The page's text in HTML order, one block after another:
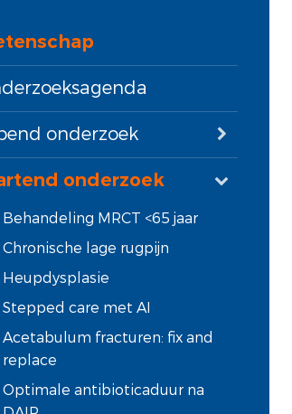
onderzoek
onderzoek
Behandeling MRCT <65 jaar
Chronische lage rugpijn
Heupdysplasie
Stepped care met AI
Acetabulum fracturen: fix and
replace
Optimale antibioticaduur na